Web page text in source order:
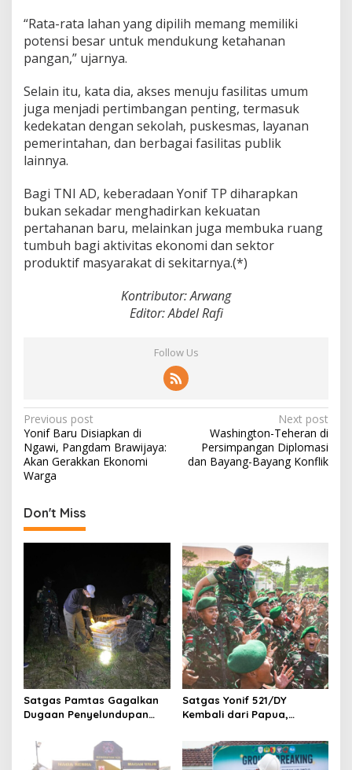
“Rata-rata lahan yang dipilih memang memiliki
potensi besar untuk mendukung ketahanan
pangan,” ujarnya.
Selain itu, kata dia, akses menuju fasilitas umum
juga menjadi pertimbangan penting, termasuk
kedekatan dengan sekolah, puskesmas, layanan
pemerintahan, dan berbagai fasilitas publik
lainnya.
Bagi TNI AD, keberadaan Yonif TP diharapkan
bukan sekadar menghadirkan kekuatan
pertahanan baru, melainkan juga membuka ruang
tumbuh bagi aktivitas ekonomi dan sektor
produktif masyarakat di sekitarnya.(*)
Kontributor: Arwang
Editor: Abdel Rafi
Follow Us
P
o
s
t
n
a
t
i
o
n
Previous post
Yonif Baru Disiapkan di
Ngawi, Pangdam Brawijaya:
Akan Gerakkan Ekonomi
Warga
Next post
Washington-Teheran di
Persimpangan Diplomasi
dan Bayang-Bayang Konflik
Don't Miss
Satgas Pamtas Gagalkan
Dugaan Penyelundupan
Malaysia
Satgas Yonif 521/DY
Kembali dari Papua,
Hadirkan Rasa Aman